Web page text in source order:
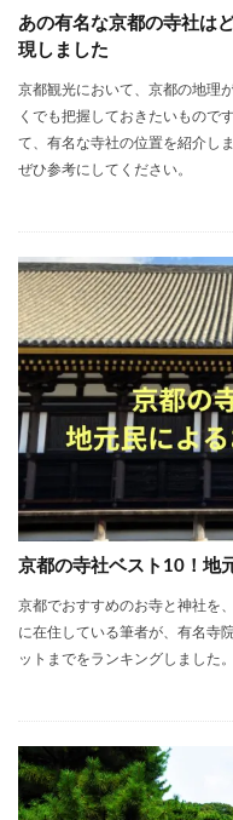
あの有名な京都の寺社は
現しました
京都観光において、京都の地理
くでも把握しておきたいもので
て、有名な寺社の位置を紹介し
ぜひ参考にしてください。
京都の寺社ベスト10！地
京都でおすすめのお寺と神社を
に在住している筆者が、有名寺
ットまでをランキングしました